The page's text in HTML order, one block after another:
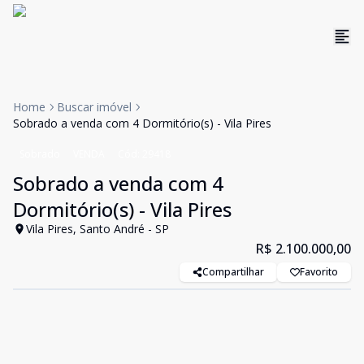
Home
Buscar imóvel
Sobrado a venda com 4 Dormitório(s) - Vila Pires
Sobrado a venda com 4
Dormitório(s) - Vila Pires
Vila Pires, Santo André - SP
R$ 2.100.000,00
Compartilhar Favorito